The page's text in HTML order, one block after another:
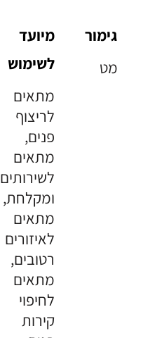
גימור
מט
מיועד
לשימוש
מתאים
לריצוף
פנים,
מתאים
לשירותים
ומקלחת,
מתאים
לאיזורים
רטובים,
מתאים
לחיפוי
קירות